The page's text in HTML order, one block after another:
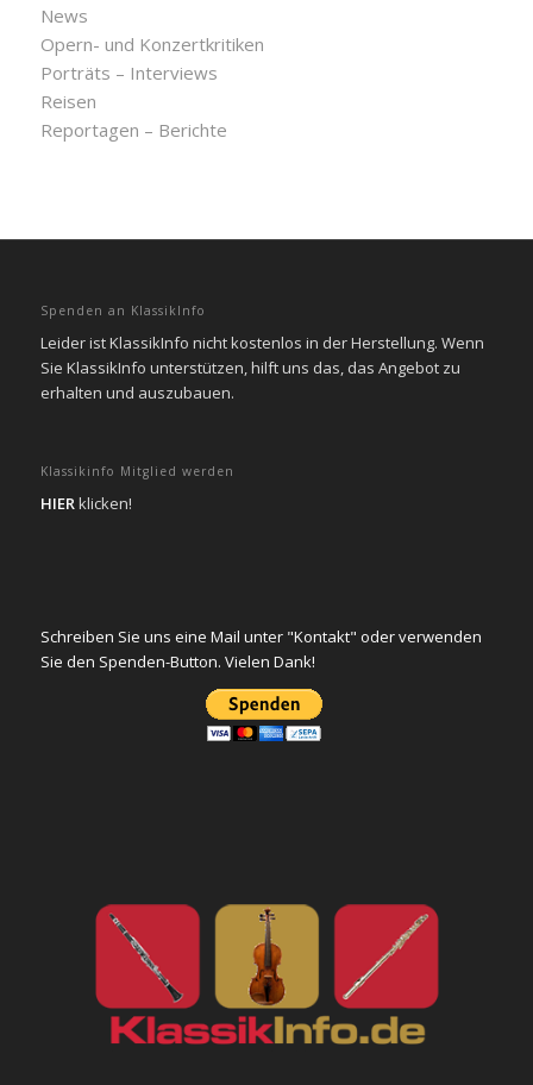
News
Opern- und Konzertkritiken
Porträts – Interviews
Reisen
Reportagen – Berichte
Spenden an KlassikInfo
Leider ist KlassikInfo nicht kostenlos in der Herstellung. Wenn
Sie KlassikInfo unterstützen, hilft uns das, das Angebot zu
erhalten und auszubauen.
Klassikinfo Mitglied werden
HIERklicken!
Schreiben Sie uns eine Mail unter "Kontakt" oder verwenden
Sie den Spenden-Button. Vielen Dank!